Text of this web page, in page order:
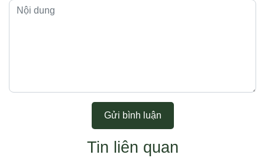
Gửi bình luận
Tin liên quan